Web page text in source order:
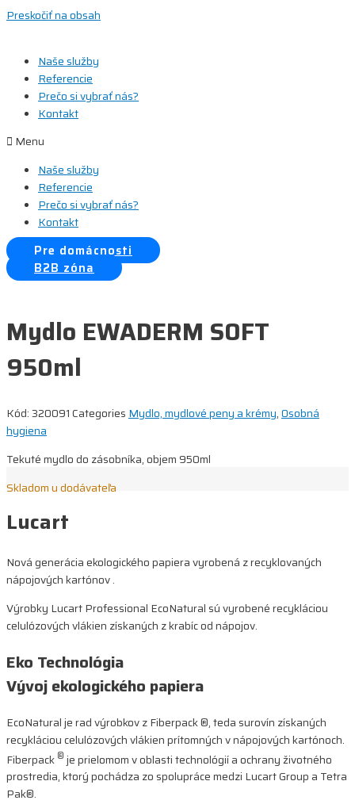
Preskočiť na obsah
Naše služby
Referencie
Prečo si vybrať nás?
Kontakt
Menu
Naše služby
Referencie
Prečo si vybrať nás?
Kontakt
Pre domácnosti
B2B zóna
Mydlo EWADERM SOFT
950ml
Kód:320091CategoriesMydlo, mydlové peny a krémy,Osobná
hygiena
Tekuté mydlo do zásobníka, objem 950ml
Skladom u dodávateľa
Lucart
Nová generácia ekologického papiera vyrobená z recyklovaných
nápojových kartónov .
Výrobky Lucart Professional EcoNatural sú vyrobené recykláciou
celulózových vlákien získaných z krabíc od nápojov.
Eko Technológia
Vývoj ekologického papiera
EcoNatural je rad výrobkov z Fiberpack ®, teda surovín získaných
recykláciou celulózových vlákien prítomných v nápojových kartónoch.
Fiberpack ® je prielomom v oblasti technológií a ochrany životného
prostredia, ktorý pochádza zo spolupráce medzi Lucart Group a Tetra
Pak®.